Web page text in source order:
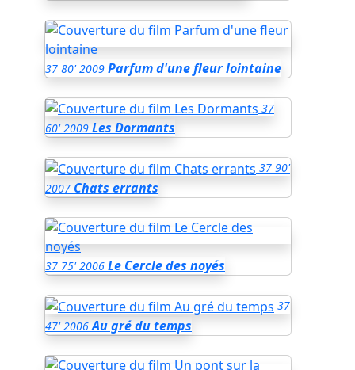
37 80' 2009 Parfum d'une fleur lointaine
37
60' 2009 Les Dormants
37 90'
2007 Chats errants
37 75' 2006 Le Cercle des noyés
37
47' 2006 Au gré du temps